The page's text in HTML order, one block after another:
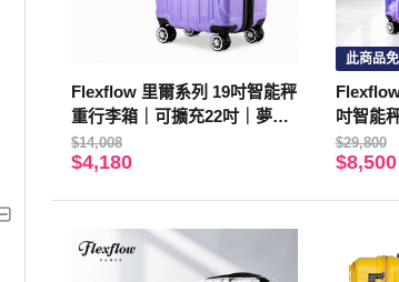
Flexflow 里爾系列 19吋智能秤
重行李箱｜可擴充22吋｜夢幻
色票｜TSA海關鎖｜YKK防爆
拉鍊｜萬向輪
$14,008
$4,180
此商品
吋智能
擴充22
A海關鎖
$29,800
$8,500